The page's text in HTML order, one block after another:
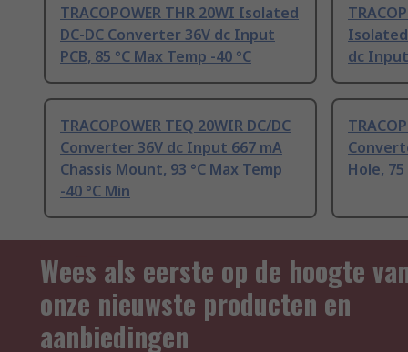
TRACOPOWER THR 20WI Isolated
DC-DC Converter 36V dc Input
PCB, 85 °C Max Temp -40 °C
Isolated
dc Input
TRACOPOWER TEQ 20WIR DC/DC
Converter 36V dc Input 667 mA
Chassis Mount, 93 °C Max Temp
-40 °C Min
Hole, 75
Wees als eerste op de hoogte
onze nieuwste producten en
aanbiedingen